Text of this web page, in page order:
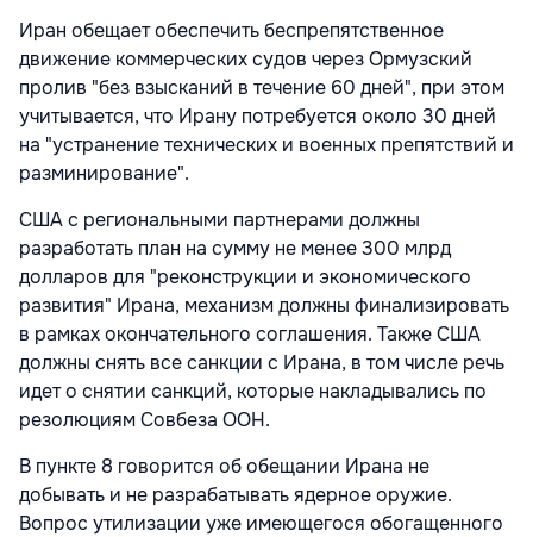
Иран обещает обеспечить беспрепятственное
движение коммерческих судов через Ормузский
пролив "без взысканий в течение 60 дней", при этом
учитывается, что Ирану потребуется около 30 дней
на "устранение технических и военных препятствий и
разминирование".
США с региональными партнерами должны
разработать план на сумму не менее 300 млрд
долларов для "реконструкции и экономического
развития" Ирана, механизм должны финализировать
в рамках окончательного соглашения. Также США
должны снять все санкции с Ирана, в том числе речь
идет о снятии санкций, которые накладывались по
резолюциям Совбеза ООН.
В пункте 8 говорится об обещании Ирана не
добывать и не разрабатывать ядерное оружие.
Вопрос утилизации уже имеющегося обогащенного